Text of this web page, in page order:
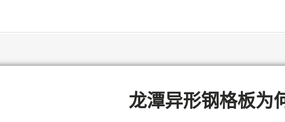
龙潭异形钢格板为